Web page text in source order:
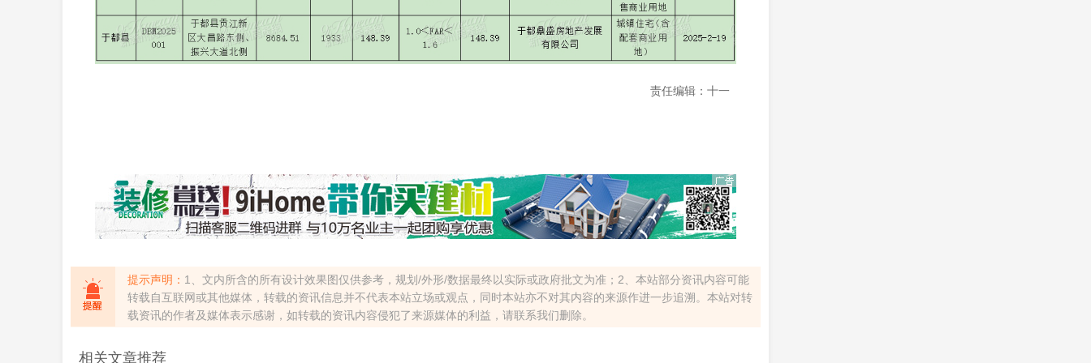
责任编辑：十一
提示声明： 1、文内所含的所有设计效果图仅供参考，规划/外形/数据最终以实际或政府批文为准；2、本站部分资讯内容可能
转载自互联网或其他媒体，转载的资讯信息并不代表本站立场或观点，同时本站亦不对其内容的来源作进一步追溯。本站对转
载资讯的作者及媒体表示感谢，如转载的资讯内容侵犯了来源媒体的利益，请联系我们删除。
相关文章推荐